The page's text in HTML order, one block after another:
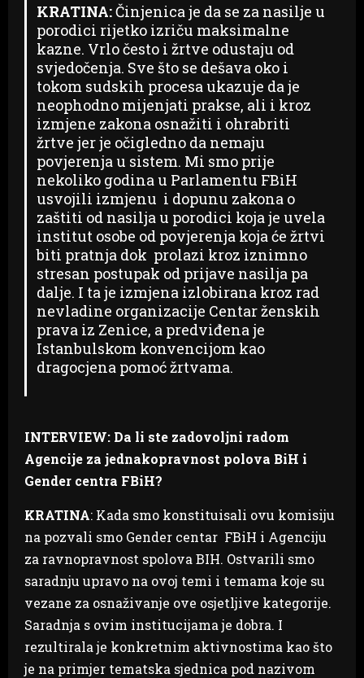
KRATINA:Činjenica je da se za nasilje u
porodici rijetko izriču maksimalne
kazne. Vrlo često i žrtve odustaju od
svjedočenja. Sve što se dešava oko i
tokom sudskih procesa ukazuje da je
neophodno mijenjati prakse, ali i kroz
izmjene zakona osnažiti i ohrabriti
žrtve jer je očigledno da nemaju
povjerenja u sistem. Mi smo prije
nekoliko godina u Parlamentu FBiH
usvojili izmjenu i dopunu zakona o
zaštiti od nasilja u porodici koja je uvela
institut osobe od povjerenja koja će žrtvi
biti pratnja dok prolazi kroz iznimno
stresan postupak od prijave nasilja pa
dalje. I ta je izmjena izlobirana kroz rad
nevladine organizacije Centar ženskih
prava iz Zenice, a predviđena je
Istanbulskom konvencijom kao
dragocjena pomoć žrtvama.
INTERVIEW: Da li ste zadovoljni radom
Agencije za jednakopravnost polova BiH i
Gender centra FBiH?
KRATINA: Kada smo konstituisali ovu komisiju
na pozvali smo Gender centar FBiH i Agenciju
za ravnopravnost spolova BIH. Ostvarili smo
saradnju upravo na ovoj temi i temama koje su
vezane za osnaživanje ove osjetljive kategorije.
Saradnja s ovim institucijama je dobra. I
rezultirala je konkretnim aktivnostima kao što
je na primjer tematska sjednica pod nazivom